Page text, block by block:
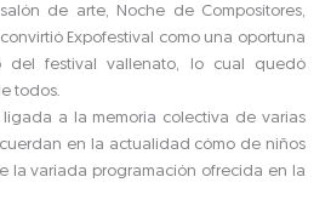
de arte, Noche de Compositores,
Expofestival como una oportuna
del festival vallenato, lo cual quedó
todos.
a la memoria colectiva de varias
en la actualidad cómo de niños
la variada programación ofrecida en la